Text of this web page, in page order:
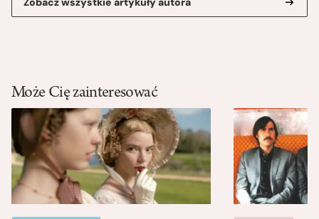
Może Cię zainteresować